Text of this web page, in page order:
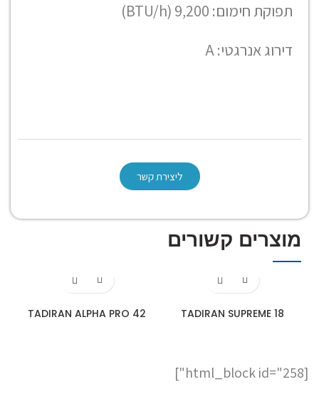
תפוקת חימום: 9,200 (BTU/h)
דירוג אנרגטי:A
ליצירת קשר
מוצרים קשורים
TADIRAN SUPREME 18
42 TADIRAN ALPHA PRO
[html_block id="258"]